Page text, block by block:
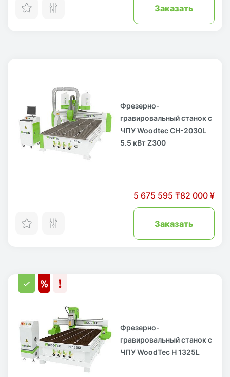
Заказать
Фрезерно-
гравировальный станок с
ЧПУ Woodtec CH-2030L
5.5 кВт Z300
5 675 595 ₸82 000 ¥
Заказать
Фрезерно-
гравировальный станок с
ЧПУ WoodTec H 1325L